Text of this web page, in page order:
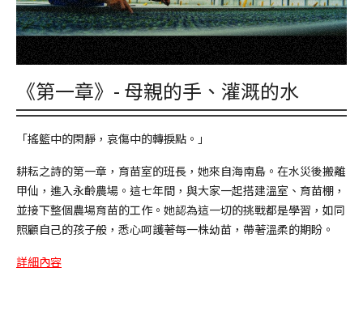
《第一章》- 母親的手、灌溉的水
「搖籃中的閑靜，哀傷中的轉捩點。」
耕耘之詩的第一章，育苗室的班長，她來自海南島。在水災後搬離
甲仙，進入永齡農場。這七年間，與大家一起搭建溫室、育苗棚，
並接下整個農場育苗的工作。她認為這一切的挑戰都是學習，如同
照顧自己的孩子般，悉心呵護著每一株幼苗，帶著溫柔的期盼。
詳細內容